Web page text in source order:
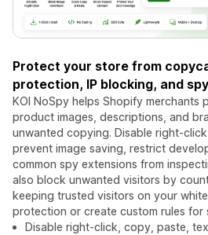
Protect your store from
protection, IP blocking, and
KOI NoSpy helps Shopify
product images, descriptions, and
unwanted copying. Disable right-
prevent image saving, restrict
common spy extensions from
also block unwanted visitors by
keeping trusted visitors on your
protection or create custom rules for
Disable right-click, copy, paste,